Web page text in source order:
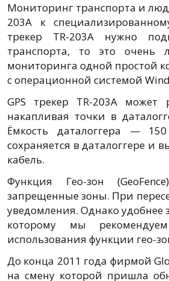
Мониторинг транспорта и
203A к
трекер TR-203A нужно
транспорта, то это очень
мониторинга одной простой
с операционной системой
GPS трекер TR-203A
накапливая точки в
Ёмкость даталоггера —
сохраняется в даталоггере и
кабель.
Функция Гео-зон
запрещенные зоны. При
уведомления. Однако удобнее
которому мы
использования функции гео-
До конца 2011 года фирмой
на смену которой пришла